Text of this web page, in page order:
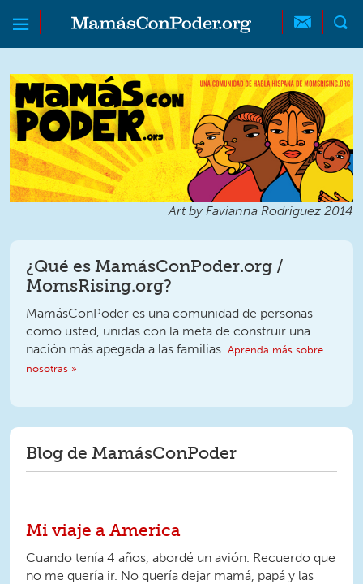
Skip to main content
Skip to main content
MamásConPoder
Art by Favianna Rodriguez 2014
¿Qué es MamásConPoder.org /
MomsRising.org?
MamásConPoder es una comunidad de personas
como usted, unidas con la meta de construir una
nación más apegada a las familias. Aprenda más sobre
nosotras »
Blog de MamásConPoder
Mi viaje a America
Cuando tenía 4 años, abordé un avión. Recuerdo que
no me quería ir. No quería dejar mamá, papá y las